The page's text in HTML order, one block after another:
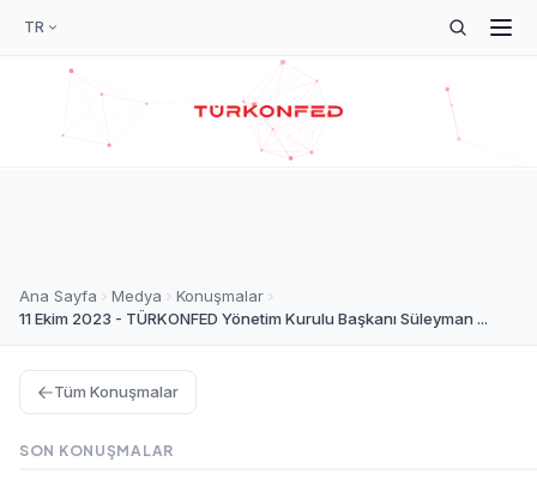
TR
Ana Sayfa Medya
Konuşmalar
11 Ekim 2023 - TÜRKONFED Yönetim Kurulu Başkanı Süleyman ...
Tüm Konuşmalar
SON KONUŞMALAR